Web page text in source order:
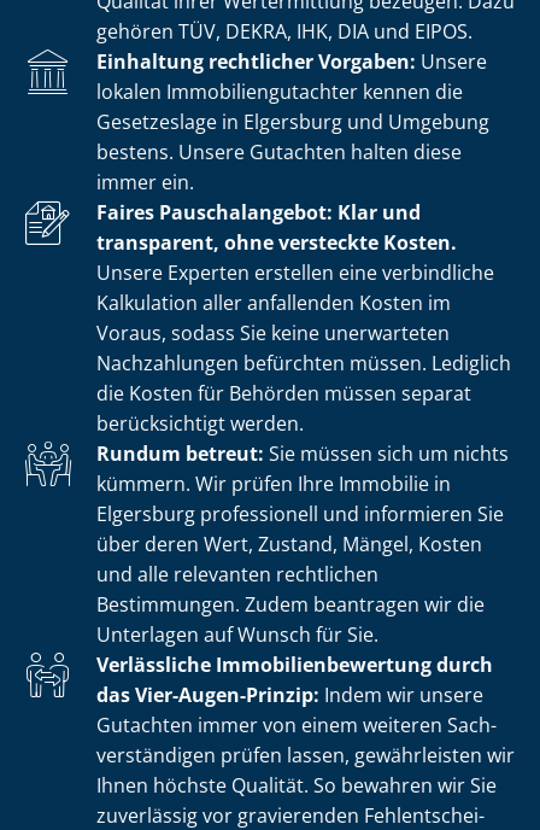
gehören TÜV, DEKRA, IHK, DIA und EIPOS.
Einhaltung rechtlicher Vorgaben: Unsere
lokalen Im­mo­bi­li­en­gut­ach­ter kennen die
Gesetzeslage in Elgersburg und Umgebung
bestens. Unsere Gutachten halten diese
immer ein.
Faires Pauschalangebot: Klar und
transparent, ohne versteckte Kosten.
Unsere Experten erstellen eine verbindliche
Kalkulation aller anfallenden Kosten im
Voraus, sodass Sie keine unerwarteten
Nachzahlungen befürchten müssen. Lediglich
die Kosten für Behörden müssen separat
berücksichtigt werden.
Rundum betreut: Sie müssen sich um nichts
kümmern. Wir prüfen Ihre Immobilie in
Elgersburg professionell und informieren Sie
über deren Wert, Zustand, Mängel, Kosten
und alle relevanten rechtlichen
Bestimmungen. Zudem beantragen wir die
Unterlagen auf Wunsch für Sie.
Verlässliche Im­mo­bi­li­en­be­wer­tung durch
das Vier-Augen-Prinzip: Indem wir unsere
Gutachten immer von einem weiteren Sach­
ver­stän­di­gen prüfen lassen, gewährleisten wir
Ihnen höchste Qualität. So bewahren wir Sie
zuverlässig vor gravierenden Fehl­ent­schei­